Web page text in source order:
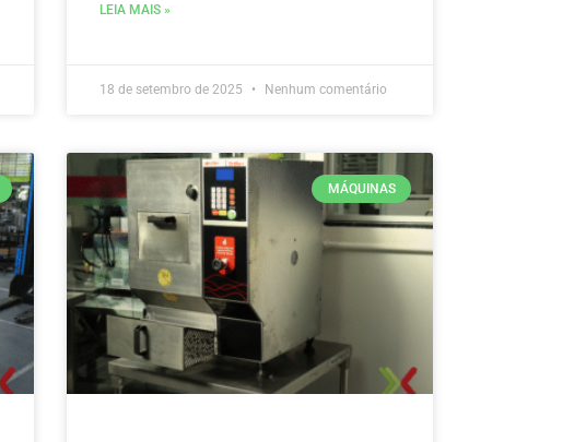
LEIA MAIS »
18 de setembro de 2025 Nenhum comentário
MÁQUINAS